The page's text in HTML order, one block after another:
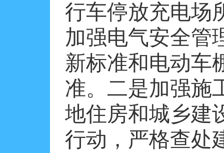
行车停放充电场
加强电气安全管
新标准和电动车
准。二是加强施
地住房和城乡建
行动，严格查处